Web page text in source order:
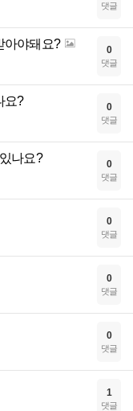
댓글
아야돼요? 0
댓글
요? 0
댓글
나요? 0
댓글
0
댓글
0
댓글
0
댓글
1
댓글